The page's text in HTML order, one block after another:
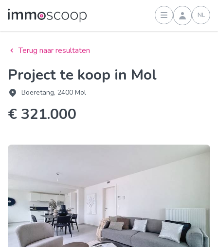
Inloggen
NL
Terug naar resultaten
Project te koop in Mol
Boeretang, 2400 Mol
€ 321.000